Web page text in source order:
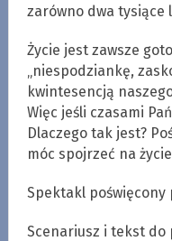
zarówno dwa tysiące
Życie jest zawsze
„niespodziankę,
kwintesencją
Więc jeśli czasami
Dlaczego tak jest?
móc spojrzeć na
Spektakl poświęcony
Scenariusz i tekst do